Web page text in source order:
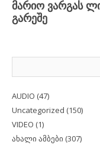
AUDIO (47)
Uncategorized (150)
VIDEO (1)
ახალი ამბები (307)